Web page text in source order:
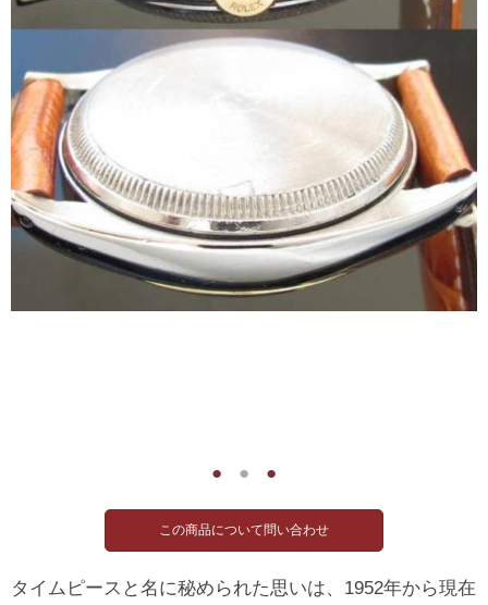
● ● ●
タイムピースと名に秘められた思いは、1952年から現在